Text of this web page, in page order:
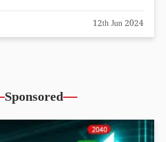
12th Jun 2024
Sponsored